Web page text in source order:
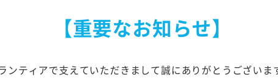
業説明開始
【重要なお知らせ】
ンティアで支えていただきまして誠にありがとうございま